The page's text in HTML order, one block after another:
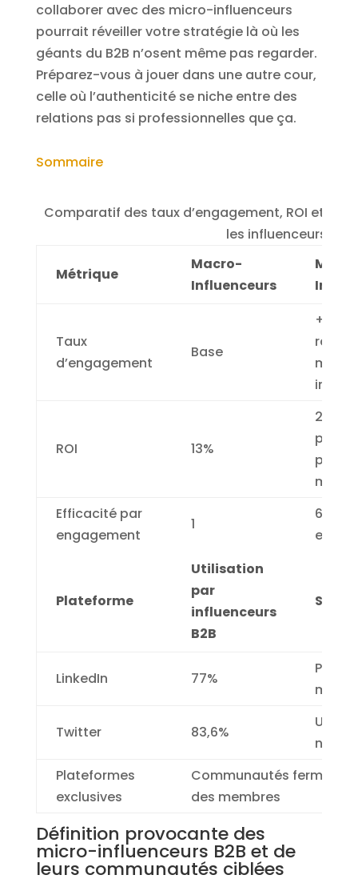
collaborer avec des micro-influenceurs
pourrait réveiller votre stratégie là où les
géants du B2B n’osent même pas regarder.
Préparez-vous à jouer dans une autre cour,
celle où l’authenticité se niche entre des
relations pas si professionnelles que ça.
Sommaire
Comparatif des taux d’engagement, ROI et
les influenceurs B2B
Métrique
Macro-
Influenceurs
Taux
d’engagement
Base
+47%
ROI 13%
20%
plus
Efficacité par
engagement
1
6,7
Plateforme
Utilisation
par
influenceurs
B2B
LinkedIn 77%
Twitter 83,6%
Plateformes
exclusives
Communautés fermées
des membres
Définition provocante des
micro-influenceurs B2B et de
leurs communautés ciblées